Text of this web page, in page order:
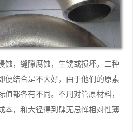
蚀，缝隙腐蚀，生锈或损坏。二种
便结合是不大好，由于他们的原素
都各有不同。不用对管原材料，
本，和大径得到肆无忌惮相对性薄